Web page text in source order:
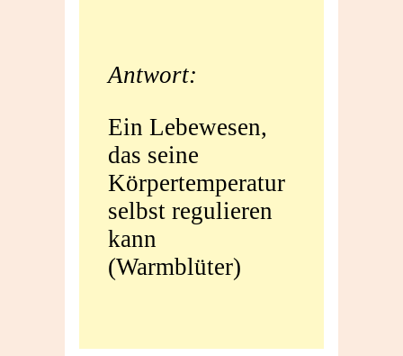
Antwort:
Ein Lebewesen,
das seine
Körpertemperatur
selbst regulieren
kann
(Warmblüter)